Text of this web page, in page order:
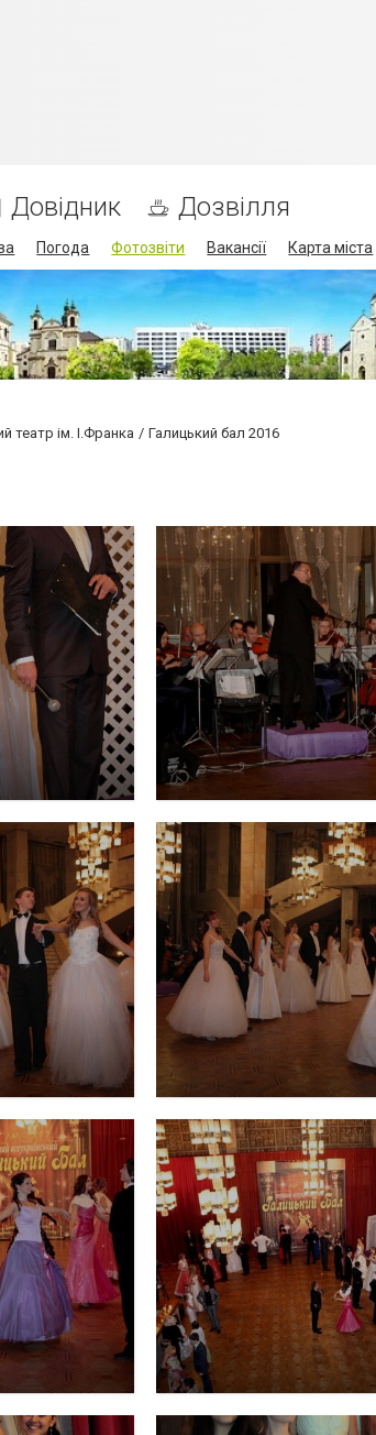
Довідник Дозвілля
Погода Фотозвіти Вакансії Карта міста
театр ім. І.Франка Галицький бал 2016